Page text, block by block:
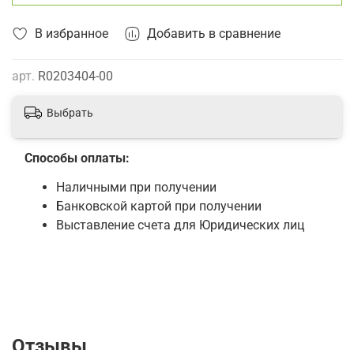
В избранное Добавить в сравнение
арт. R0203404-00
Выбрать
Способы оплаты:
Наличными при получении
Банковской картой при получении
Выставление счета для Юридических лиц